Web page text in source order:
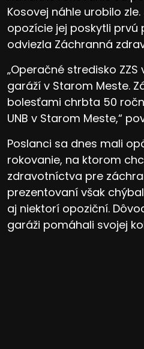
Kosovej náhle urobilo
opozície jej poskytli prvú
odviezla Záchranná
„Operačné stredisko ZZS
garáží v Starom Meste.
bolesťami chrbta 50
UNB v Starom Meste,“
Poslanci sa dnes mali
rokovanie, na ktorom
zdravotníctva pre
prezentovaní však
aj niektorí opoziční.
garáži pomáhali svojej